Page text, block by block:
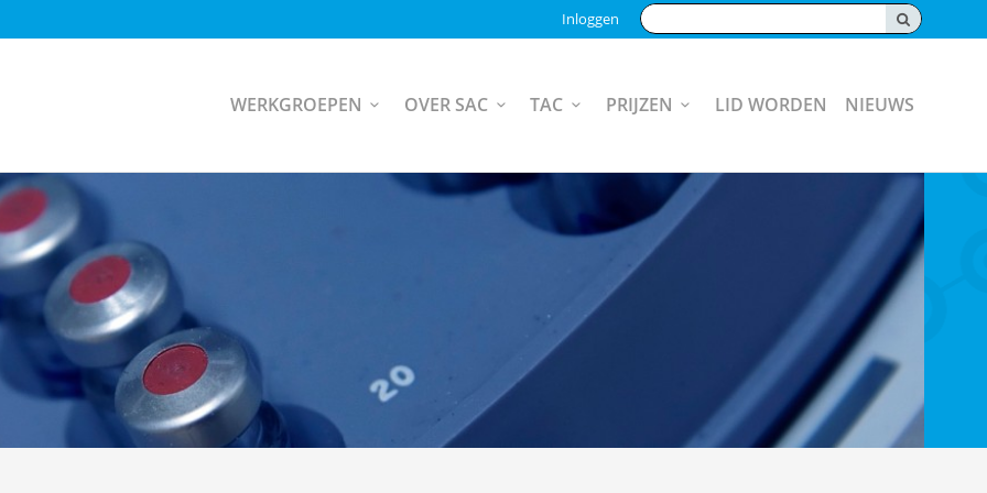
Zoeken:
Inloggen
WERKGROEPEN OVER SAC TAC PRIJZEN LID WORDEN NIEUWS